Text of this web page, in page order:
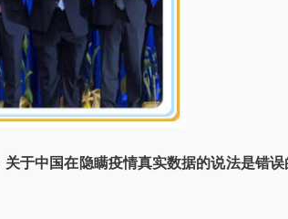
关于中国在隐瞒疫情真实数据的说法是错误